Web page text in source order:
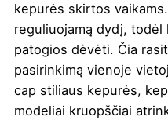
kepurės skirtos
reguliuojamą dydį,
patogios dėvėti. Čia
pasirinkimą vienoje
cap stiliaus kepurės,
modeliai kruopščiai